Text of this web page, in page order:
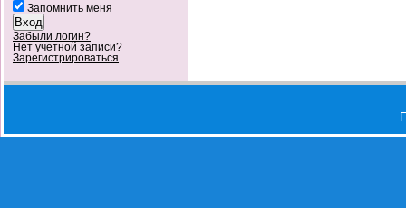
Запомнить меня
Забыли логин?
Нет учетной записи?
Зарегистрироваться